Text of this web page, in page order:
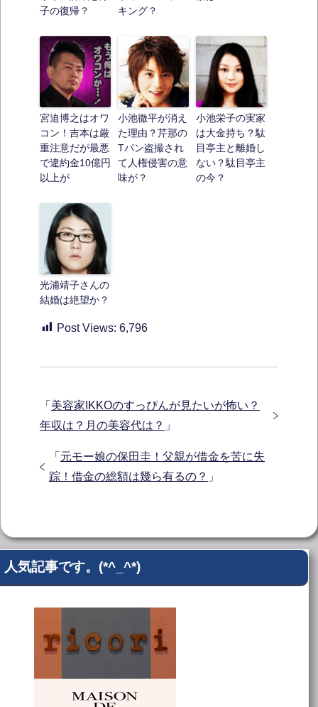
子の復帰？
キング？
宮迫博之はオワ
コン！吉本は厳
重注意だが最悪
で違約金10億円
以上が
小池徹平が消え
た理由？芹那の
Tパン盗撮され
て人権侵害の意
味が？
小池栄子の実家
は大金持ち？駄
目亭主と離婚し
ない？駄目亭主
の今？
光浦靖子さんの
結婚は絶望か？
Post Views: 6,796
「 美容家IKKOのすっぴんが見たいが怖い？
年収は？月の美容代は？ 」
「 元モー娘の保田圭！父親が借金を苦に失
踪！借金の総額は幾ら有るの？ 」
人気記事です。(*^_^*)